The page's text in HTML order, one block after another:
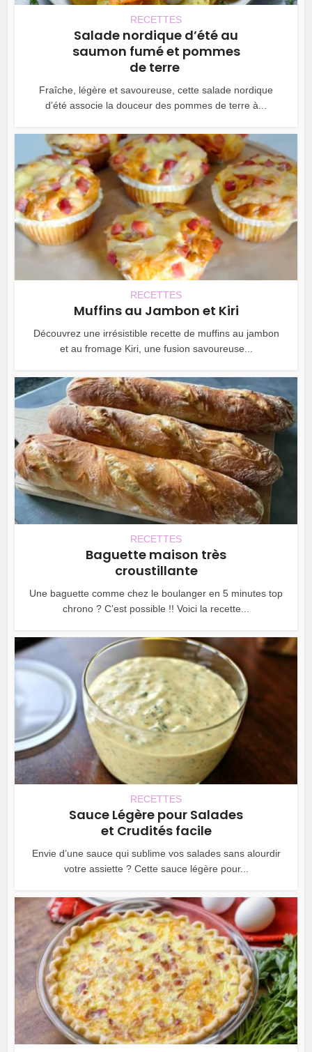
RECETTES
Salade nordique d’été au
saumon fumé et pommes
de terre
Fraîche, légère et savoureuse, cette salade nordique
d’été associe la douceur des pommes de terre à...
RECETTES
Muffins au Jambon et Kiri
Découvrez une irrésistible recette de muffins au jambon
et au fromage Kiri, une fusion savoureuse...
RECETTES
Baguette maison très
croustillante
Une baguette comme chez le boulanger en 5 minutes top
chrono ? C’est possible !! Voici la recette...
RECETTES
Sauce Légère pour Salades
et Crudités facile
Envie d’une sauce qui sublime vos salades sans alourdir
votre assiette ? Cette sauce légère pour...